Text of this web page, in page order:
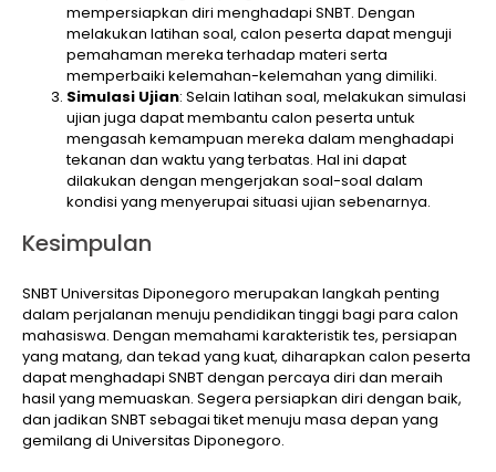
mempersiapkan diri menghadapi SNBT. Dengan
melakukan latihan soal, calon peserta dapat menguji
pemahaman mereka terhadap materi serta
memperbaiki kelemahan-kelemahan yang dimiliki.
Simulasi Ujian: Selain latihan soal, melakukan simulasi
ujian juga dapat membantu calon peserta untuk
mengasah kemampuan mereka dalam menghadapi
tekanan dan waktu yang terbatas. Hal ini dapat
dilakukan dengan mengerjakan soal-soal dalam
kondisi yang menyerupai situasi ujian sebenarnya.
Kesimpulan
SNBT Universitas Diponegoro merupakan langkah penting
dalam perjalanan menuju pendidikan tinggi bagi para calon
mahasiswa. Dengan memahami karakteristik tes, persiapan
yang matang, dan tekad yang kuat, diharapkan calon peserta
dapat menghadapi SNBT dengan percaya diri dan meraih
hasil yang memuaskan. Segera persiapkan diri dengan baik,
dan jadikan SNBT sebagai tiket menuju masa depan yang
gemilang di Universitas Diponegoro.